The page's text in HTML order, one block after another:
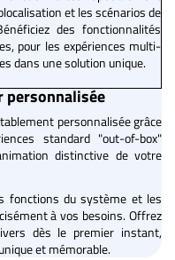
et les scénarios de
des fonctionnalités
pour les expériences multi-
dans une solution unique.
personnalisée grâce
standard "out-of-box"
distinctive de votre
fonctions du système et les
à vos besoins. Offrez
dès le premier instant,
et mémorable.